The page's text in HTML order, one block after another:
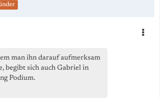
man ihn darauf aufmerksam
begibt sich auch Gabriel in
Podium.